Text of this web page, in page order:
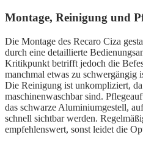
Montage, Reinigung und
Die Montage des Recaro Ciza
durch eine detaillierte
Kritikpunkt betrifft jedoch die
manchmal etwas zu schwergängig
Die Reinigung ist unkompliziert,
maschinenwaschbar sind.
das schwarze Aluminiumgestell,
schnell sichtbar werden.
empfehlenswert, sonst leidet die